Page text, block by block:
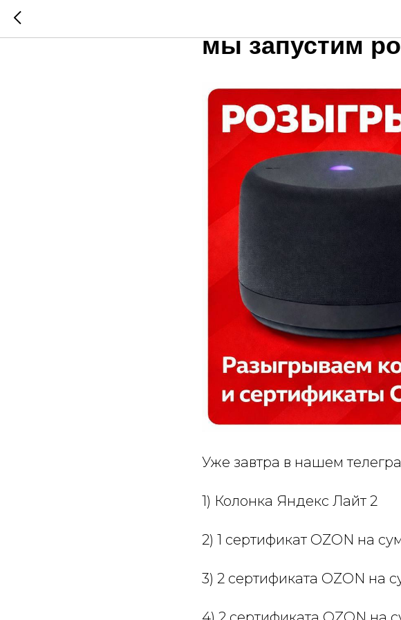
Уже завтра в
мы запустим
Уже завтра в нашем
1) Колонка Яндекс Лайт 2
2) 1 сертификат OZON на
3) 2 сертификата OZON на